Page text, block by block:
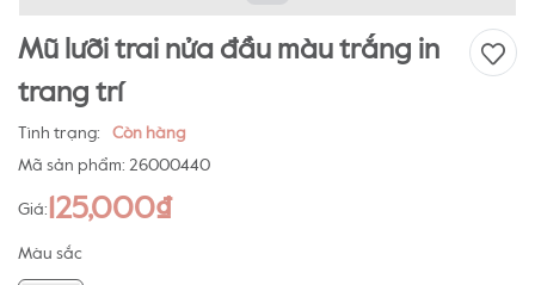
Mũ lưỡi trai nửa đầu màu trắng in
trang trí
Tình trạng:
Còn hàng
Mã sản phẩm: 26000440
Giá: 125,000₫
Màu sắc